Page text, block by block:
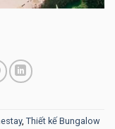
, Thiết kế Bungalow